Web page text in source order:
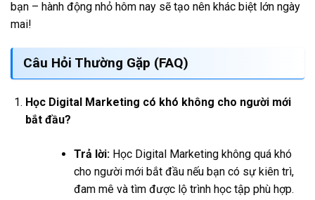
bạn – hành động nhỏ hôm nay sẽ tạo nên khác biệt lớn ngày
mai!
Câu Hỏi Thường Gặp (FAQ)
Học Digital Marketing có khó không cho người mới
bắt đầu?
Trả lời:Học Digital Marketing không quá khó
cho người mới bắt đầu nếu bạn có sự kiên trì,
đam mê và tìm được lộ trình học tập phù hợp.